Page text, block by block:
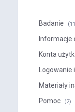
Badanie
Informacje
Konta
Logowanie
Materiały
Pomoc (2)